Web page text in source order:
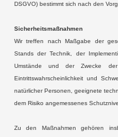
DSGVO) bestimmt sich nach den
Sicherheitsmaßnahmen
Wir treffen nach Maßgabe der
Stands der Technik, der
Umstände und der Zwecke der
Eintrittswahrscheinlichkeit und
natürlicher Personen, geeignete
dem Risiko angemessenes
Zu den Maßnahmen gehören